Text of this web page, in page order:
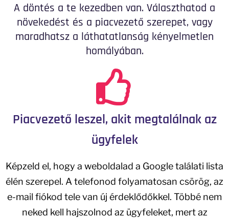
A döntés a te kezedben van. Választhatod a
növekedést és a piacvezető szerepet, vagy
maradhatsz a láthatatlanság kényelmetlen
homályában.
Piacvezető leszel, akit megtalálnak az
ügyfelek
Képzeld el, hogy a weboldalad a Google találati lista
élén szerepel. A telefonod folyamatosan csörög, az
e-mail fiókod tele van új érdeklődőkkel. Többé nem
neked kell hajszolnod az ügyfeleket, mert az